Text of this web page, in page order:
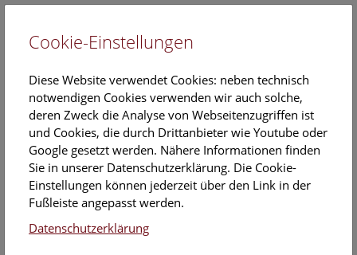
EN
Die Funktionen von Textilien
Textilien sind ein wichtiger Teil unserer materiellen Kultur,
denn sie erfüllten in der Vergangenheit und erfüllen noch
heute sehr unterschiedliche Funktionen. Mit textilen
Cookie-Einstellungen
Diese Website verwendet Cookies: neben technisch
notwendigen Cookies verwenden wir auch solche,
deren Zweck die Analyse von Webseitenzugriffen ist
und Cookies, die durch Drittanbieter wie Youtube oder
Google gesetzt werden. Nähere Informationen finden
Sie in unserer Datenschutzerklärung. Die Cookie-
Einstellungen können jederzeit über den Link in der
Fußleiste angepasst werden.
Datenschutzerklärung